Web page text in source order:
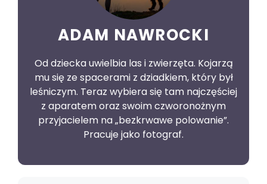
ADAM NAWROCKI
Od dziecka uwielbia las i zwierzęta. Kojarzą
mu się ze spacerami z dziadkiem, który był
leśniczym. Teraz wybiera się tam najczęściej
z aparatem oraz swoim czworonożnym
przyjacielem na „bezkrwawe polowanie”.
Pracuje jako fotograf.